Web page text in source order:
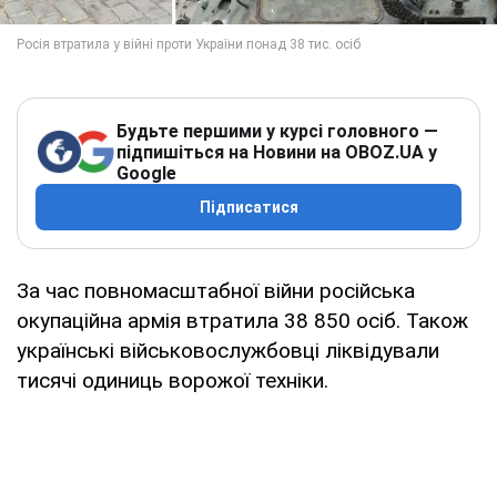
Будьте першими у курсі головного —
підпишіться на Новини на OBOZ.UA у
Google
Підписатися
За час повномасштабної війни російська
окупаційна армія втратила 38 850 осіб. Також
українські військовослужбовці ліквідували
тисячі одиниць ворожої техніки.